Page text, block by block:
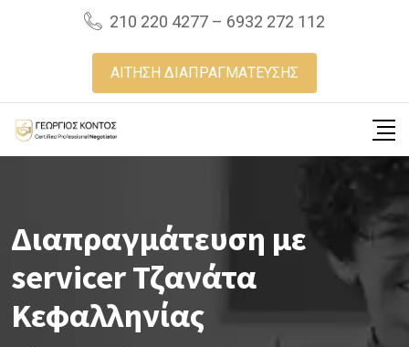
210 220 4277 – 6932 272 112
ΑΙΤΗΣΗ ΔΙΑΠΡΑΓΜΑΤΕΥΣΗΣ
Διαπραγμάτευση με
servicer Τζανάτα
Κεφαλληνίας